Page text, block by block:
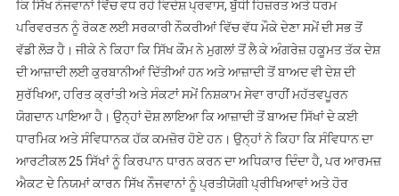
ਕਿ ਸਿੱਖ ਨੌਜਵਾਨਾਂ ਵਿੱਚ ਵਧ ਰਹੇ ਵਿਦੇਸ਼ ਪ੍ਰਵਾਸ, ਬੁੱਧੀ ਹਿਜ਼ਰਤ ਅਤੇ ਧਰਮ
ਪਰਿਵਰਤਨ ਨੂੰ ਰੋਕਣ ਲਈ ਸਰਕਾਰੀ ਨੌਕਰੀਆਂ ਵਿੱਚ ਵੱਧ ਮੌਕੇ ਦੇਣਾ ਸਮੇਂ ਦੀ ਸਭ ਤੋਂ
ਵੱਡੀ ਲੋੜ ਹੈ। ਜੀਕੇ ਨੇ ਕਿਹਾ ਕਿ ਸਿੱਖ ਕੌਮ ਨੇ ਮੁਗਲਾਂ ਤੋਂ ਲੈ ਕੇ ਅੰਗਰੇਜ਼ ਹਕੂਮਤ ਤੱਕ ਦੇਸ਼
ਦੀ ਆਜ਼ਾਦੀ ਲਈ ਕੁਰਬਾਨੀਆਂ ਦਿੱਤੀਆਂ ਹਨ ਅਤੇ ਆਜ਼ਾਦੀ ਤੋਂ ਬਾਅਦ ਵੀ ਦੇਸ਼ ਦੀ
ਸੁਰੱਖਿਆ, ਹਰਿਤ ਕ੍ਰਾਂਤੀ ਅਤੇ ਸੰਕਟਾਂ ਸਮੇਂ ਨਿਸ਼ਕਾਮ ਸੇਵਾ ਰਾਹੀਂ ਮਹੱਤਵਪੂਰਨ
ਯੋਗਦਾਨ ਪਾਇਆ ਹੈ। ਉਨ੍ਹਾਂ ਦੋਸ਼ ਲਾਇਆ ਕਿ ਆਜ਼ਾਦੀ ਤੋਂ ਬਾਅਦ ਸਿੱਖਾਂ ਦੇ ਕਈ
ਧਾਰਮਿਕ ਅਤੇ ਸੰਵਿਧਾਨਕ ਹੱਕ ਕਮਜ਼ੋਰ ਹੋਏ ਹਨ। ਉਨ੍ਹਾਂ ਨੇ ਕਿਹਾ ਕਿ ਸੰਵਿਧਾਨ ਦਾ
ਆਰਟੀਕਲ 25 ਸਿੱਖਾਂ ਨੂੰ ਕਿਰਪਾਨ ਧਾਰਨ ਕਰਨ ਦਾ ਅਧਿਕਾਰ ਦਿੰਦਾ ਹੈ, ਪਰ ਆਰਮਜ਼
ਐਕਟ ਦੇ ਨਿਯਮਾਂ ਕਾਰਨ ਸਿੱਖ ਨੌਜਵਾਨਾਂ ਨੂੰ ਪ੍ਰਤੀਯੋਗੀ ਪ੍ਰੀਖਿਆਵਾਂ ਅਤੇ ਹੋਰ